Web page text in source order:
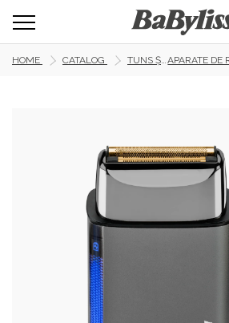
HOME CATALOG TUNS ȘI RAS